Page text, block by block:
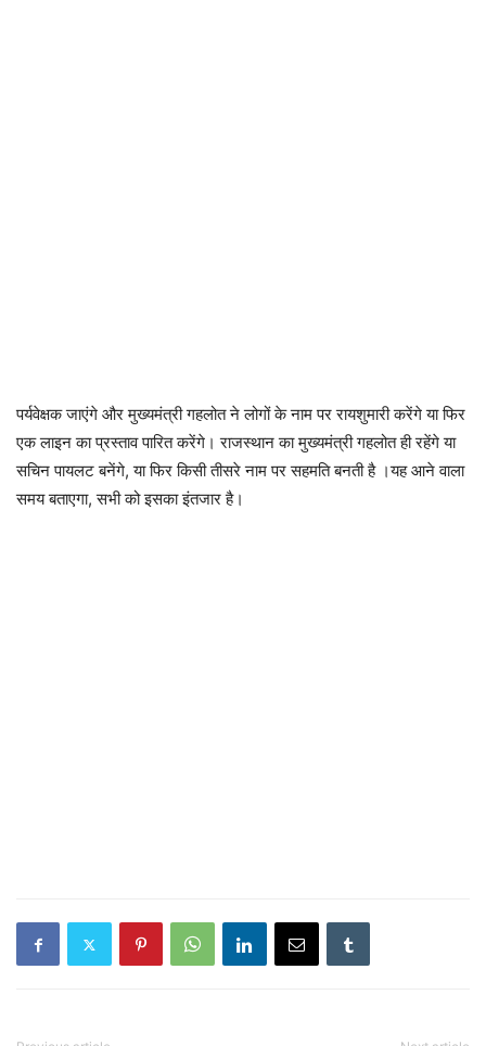
पर्यवेक्षक जाएंगे और मुख्यमंत्री गहलोत ने लोगों के नाम पर रायशुमारी करेंगे या फिर
एक लाइन का प्रस्ताव पारित करेंगे। राजस्थान का मुख्यमंत्री गहलोत ही रहेंगे या
सचिन पायलट बनेंगे, या फिर किसी तीसरे नाम पर सहमति बनती है ।यह आने वाला
समय बताएगा, सभी को इसका इंतजार है।